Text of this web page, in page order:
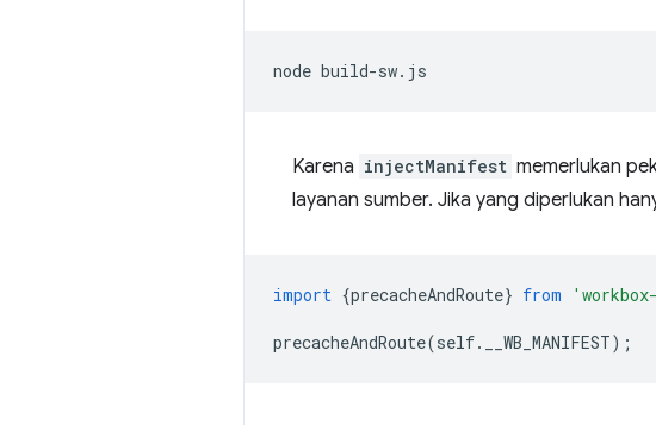
node
Karena injectManifest memerlukan
layanan sumber. Jika yang diperlukan
import {precacheAndRoute} from
precacheAndRoute(self. __WB_MANIFEST);